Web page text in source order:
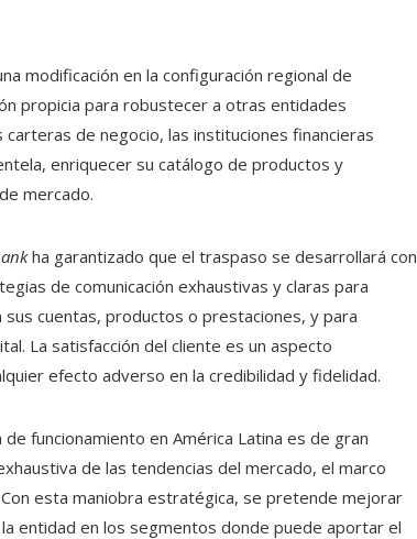
modificación en la configuración regional de
propicia para robustecer a otras entidades
de negocio, las instituciones financieras
enriquecer su catálogo de productos y
mercado.
ha garantizado que el traspaso se desarrollará con
de comunicación exhaustivas y claras para
cuentas, productos o prestaciones, y para
La satisfacción del cliente es un aspecto
efecto adverso en la credibilidad y fidelidad.
funcionamiento en América Latina es de gran
de las tendencias del mercado, el marco
esta maniobra estratégica, se pretende mejorar
entidad en los segmentos donde puede aportar el